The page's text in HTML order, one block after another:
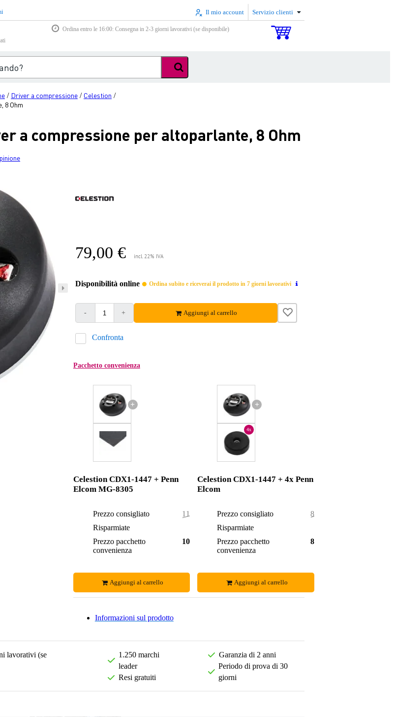
Il mio account Servizio clienti
Ordina entro le 16:00: Consegna in 2-3 giorni lavorativi (se disponibile)
/ Driver a compressione / Celestion /
8 Ohm
a compressione per altoparlante, 8 Ohm
79,00 € incl. 22% IVA
Disponibilità online Ordina subito e riceverai il prodotto in 7 giorni lavorativi
- + Aggiungi al carrello
Confronta
Pacchetto convenienza
+
Celestion CDX1-1447 + Penn
Elcom MG-8305
Prezzo consigliato
112,00 €
Risparmiate
Prezzo pacchetto
convenienza
109,00 €
Aggiungi al carrello
+
4x
Celestion CDX1-1447 + 4x Penn
Elcom
Prezzo consigliato
84,88 €
Risparmiate
Prezzo pacchetto
convenienza
84,00 €
Aggiungi al carrello
Informazioni sul prodotto
lavorativi (se
1.250 marchi
leader
Resi gratuiti
Garanzia di 2 anni
Periodo di prova di 30
giorni